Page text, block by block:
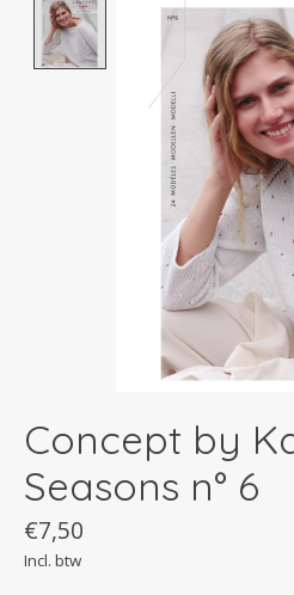
Product image
Concept by
Seasons n° 6
€7,50
Incl. btw